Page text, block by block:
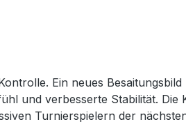
Ein neues
und verbesserte Stabilität. Die
Turnierspielern der